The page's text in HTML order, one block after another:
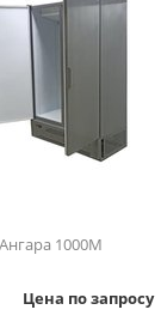
1000М
Цена по запросу